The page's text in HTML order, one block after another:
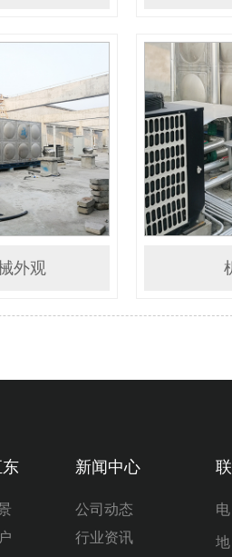
外观
新闻中心
公司动态
行业资讯